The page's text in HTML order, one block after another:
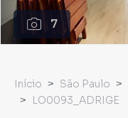
7
Início São Paulo
LO0093_ADRIGE